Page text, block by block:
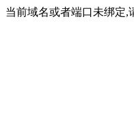
当前域名或者端口未绑定,